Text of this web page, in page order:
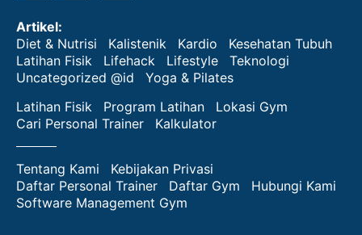
Artikel:
Diet & Nutrisi
Kalistenik Kardio
Kesehatan Tubuh
Latihan Fisik
Lifehack Lifestyle
Teknologi
Uncategorized @id
Yoga & Pilates
Latihan Fisik
Program Latihan
Lokasi Gym
Cari Personal Trainer
Kalkulator
Tentang Kami
Kebijakan Privasi
Daftar Personal Trainer
Daftar Gym
Hubungi Kami
Software Management Gym